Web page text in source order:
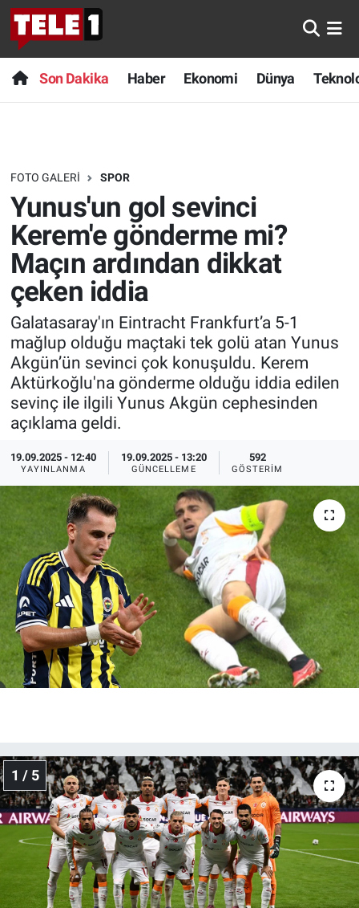
Son Dakika Haber Ekonomi Dünya
FOTO GALERI SPOR
Yunus'un gol sevinci
Kerem'e gönderme mi?
Maçın ardından dikkat
çeken iddia
Galatasaray'ın Eintracht Frankfurt’a 5-1
mağlup olduğu maçtaki tek golü atan Yunus
Akgün’ün sevinci çok konuşuldu. Kerem
Aktürkoğlu'na gönderme olduğu iddia edilen
sevinç ile ilgili Yunus Akgün cephesinden
açıklama geldi.
19.09.2025 - 12:40
YAYINLANMA
19.09.2025 - 13:20
GÜNCELLEME
592
GÖSTERIM
1 / 5
Anında Manşet
Başka Sohbetler
Bilim turu
Bilim ve Teknoloji Evreni
Doğa Konuşuyor
Dünya
Ege Saati
Ege'den Esintiler
Eğitim
Eğlence
Ekonomi
Forum
Gerçeğin İzinde
Gün Başlıyor
Gün Bitiyor
Gündem Özel
Günün görüntüsü
Haber
İlan
Son Dakika
Haber
Dünya
Teknoloji
Sağlık
Spor
Yayın Akışı
İletişim
Nöbetçi Eczaneler
Hava Durumu
Trafik Durumu
Süper Lig Puan Durumu ve Fikstür
Tüm Manşetler
Son Dakika Haberleri
Haber Arşivi